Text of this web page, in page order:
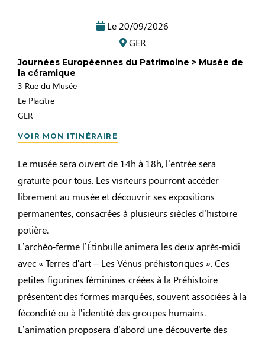
Le 20/09/2026
GER
Journées Européennes du Patrimoine > Musée de
la céramique
3 Rue du Musée
Le Placître
GER
VOIR MON ITINÉRAIRE
Le musée sera ouvert de 14h à 18h, l’entrée sera
gratuite pour tous. Les visiteurs pourront accéder
librement au musée et découvrir ses expositions
permanentes, consacrées à plusieurs siècles d’histoire
potière.
L’archéo‑ferme l’Étinbulle animera les deux après‑midi
avec « Terres d’art – Les Vénus préhistoriques ». Ces
petites figurines féminines créées à la Préhistoire
présentent des formes marquées, souvent associées à la
fécondité ou à l’identité des groupes humains.
L’animation proposera d’abord une découverte des